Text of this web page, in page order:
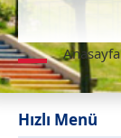
Anasayfa
Hızlı Menü